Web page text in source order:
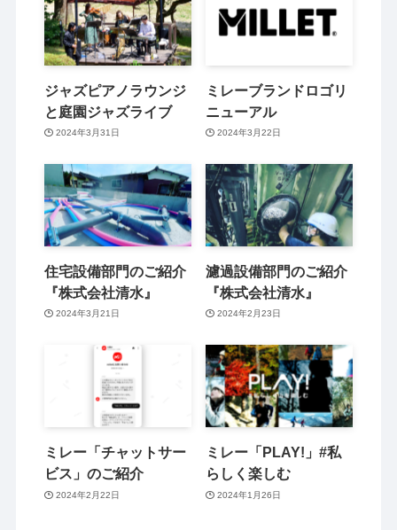
ジャズピアノラウンジ
と庭園ジャズライブ
2024年3月31日
ミレーブランドロゴリ
ニューアル
2024年3月22日
住宅設備部門のご紹介
『株式会社清水』
2024年3月21日
濾過設備部門のご紹介
『株式会社清水』
2024年2月23日
ミレー「チャットサー
ビス」のご紹介
2024年2月22日
ミレー「PLAY!」#私
らしく楽しむ
2024年1月26日